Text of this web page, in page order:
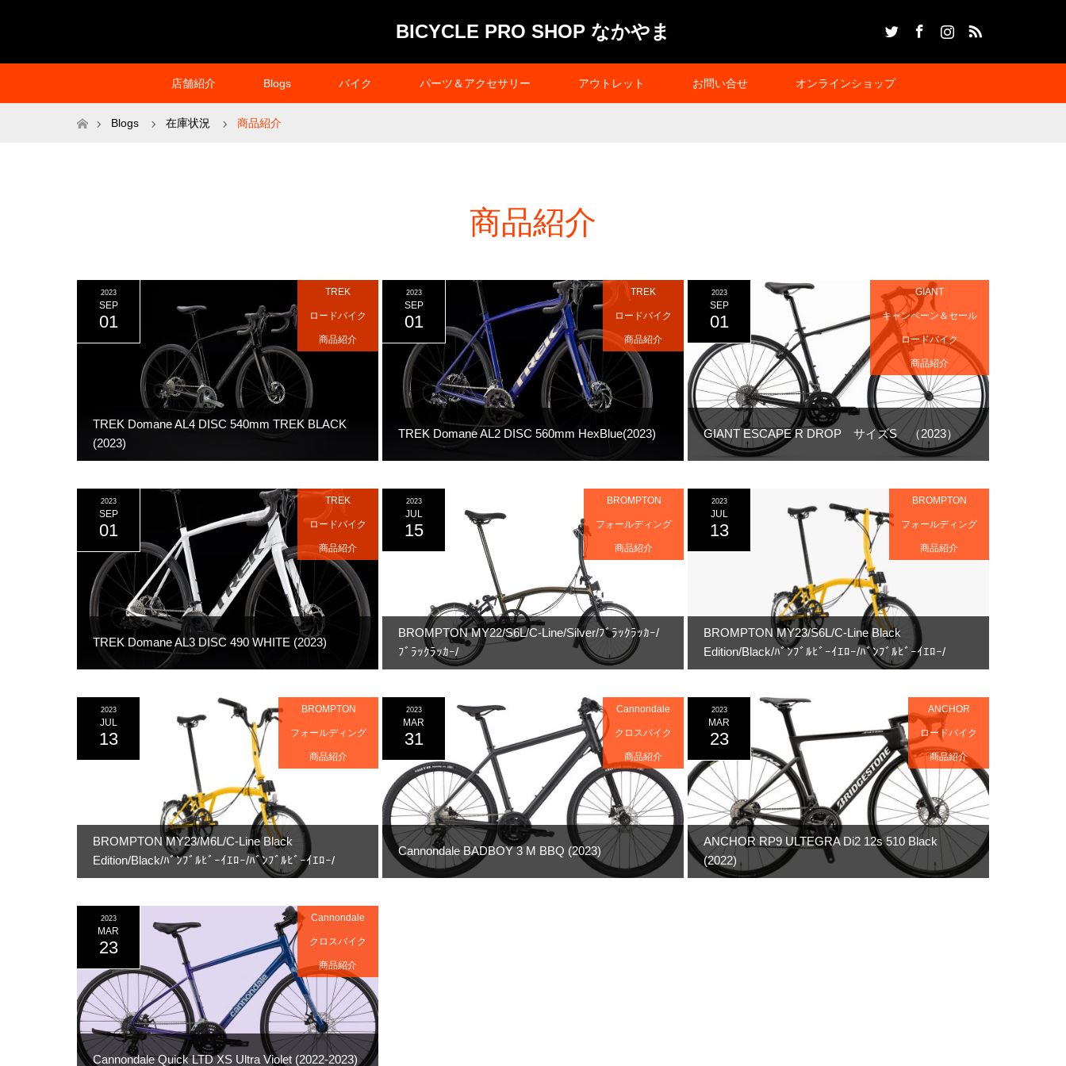
BICYCLE PRO SHOP なかやま
店舗紹介 Blogs バイク パーツ＆アクセサリー アウトレット お問い合せ オンラインショップ
ホームBlogs 在庫状況 商品紹介
商品紹介
TREK Domane AL4 DISC 540mm TREK BLACK
(2023)
2023
SEP
01
TREK
ロードバイク
商品紹介
TREK Domane AL2 DISC 560mm HexBlue(2023)
2023
SEP
01
TREK
ロードバイク
商品紹介
GIANT ESCAPE R DROP サイズS （2023）
2023
SEP
01
GIANT
キャンペーン＆セール
ロードバイク
商品紹介
TREK Domane AL3 DISC 490 WHITE (2023)
2023
SEP
01
TREK
ロードバイク
商品紹介
BROMPTON MY22/S6L/C-Line/Silver/ﾌﾞﾗｯｸﾗｯｶｰ/
ﾌﾞﾗｯｸﾗｯｶｰ/
2023
JUL
15
BROMPTON
フォールディング
商品紹介
BROMPTON MY23/S6L/C-Line Black
Edition/Black/ﾊﾞﾝﾌﾞﾙﾋﾞｰｲｴﾛｰ/ﾊﾞﾝﾌﾞﾙﾋﾞｰｲｴﾛｰ/
2023
JUL
13
BROMPTON
フォールディング
商品紹介
BROMPTON MY23/M6L/C-Line Black
Edition/Black/ﾊﾞﾝﾌﾞﾙﾋﾞｰｲｴﾛｰ/ﾊﾞﾝﾌﾞﾙﾋﾞｰｲｴﾛｰ/
2023
JUL
13
BROMPTON
フォールディング
商品紹介
Cannondale BADBOY 3 M BBQ (2023)
2023
MAR
31
Cannondale
クロスバイク
商品紹介
ANCHOR RP9 ULTEGRA Di2 12s 510 Black
(2022)
2023
MAR
23
ANCHOR
ロードバイク
商品紹介
Cannondale Quick LTD XS Ultra Violet (2022-2023)
2023
MAR
23
Cannondale
クロスバイク
商品紹介